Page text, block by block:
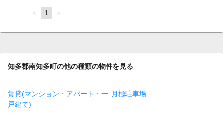
page
You're
page
1 page
知多郡南知多町の他の種類の物件を見る
賃貸(マンション・アパート・一
戸建て)
月極駐車場